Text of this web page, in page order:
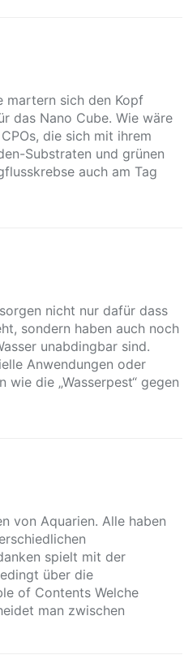
martern sich den Kopf
das Nano Cube. Wie wäre
die sich mit ihrem
Substraten und grünen
auch am Tag
nicht nur dafür dass
sondern haben auch noch
unabdingbar sind.
Anwendungen oder
wie die „Wasserpest“ gegen
von Aquarien. Alle haben
spielt mit der
über die
of Contents Welche
man zwischen